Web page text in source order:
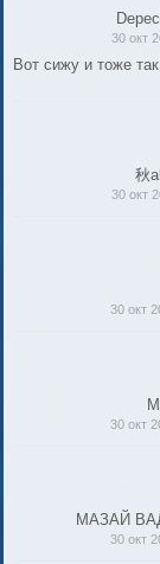
30 окт
Вот сижу и тоже
秋
30 окт
30 окт
30 окт
МАЗАЙ
30 окт